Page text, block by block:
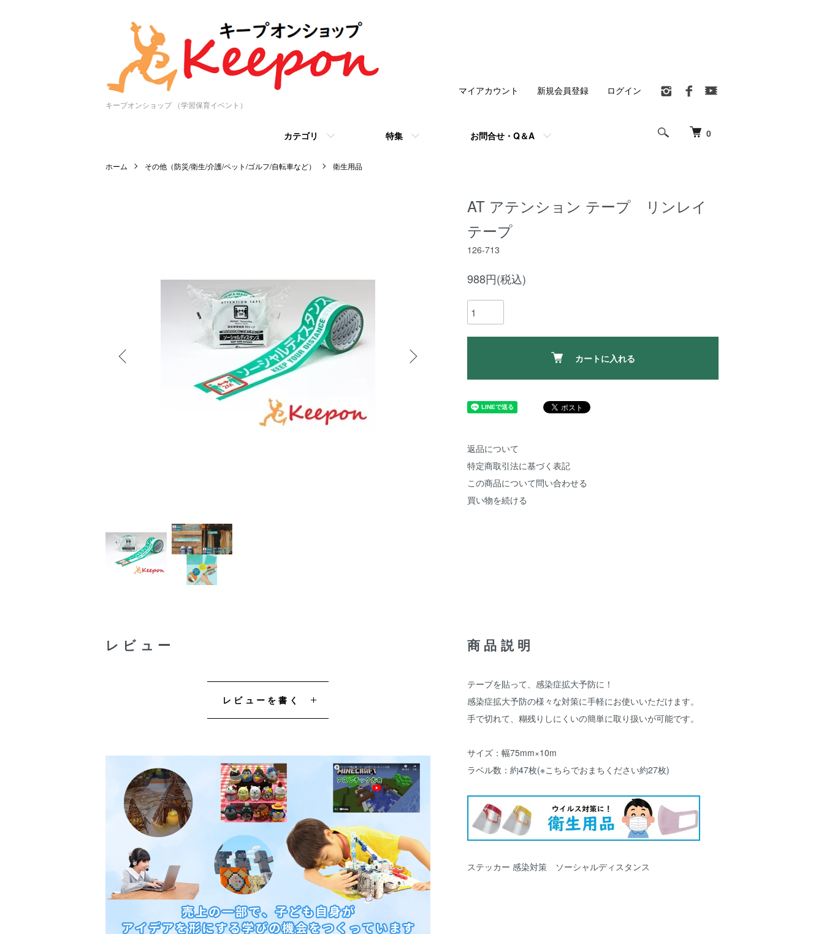
キープオンショップ （学習保育イベント）
0
カテゴリ 特集 お問合せ・Q＆A
マイアカウント 新規会員登録 ログイン
ホーム その他（防災/衛生/介護/ペット/ゴルフ/自転車など） 衛生用品
AT アテンション テープ リンレイ
テープ
126-713
988円(税込)
カートに入れる
返品について
特定商取引法に基づく表記
この商品について問い合わせる
買い物を続ける
商品説明
テープを貼って、感染症拡大予防に！
感染症拡大予防の様々な対策に手軽にお使いいただけます。
手で切れて、糊残りしにくいの簡単に取り扱いが可能です。
サイズ：幅75mm×10m
ラベル数：約47枚(※こちらでおまちください約27枚)
ステッカー 感染対策 ソーシャルディスタンス
レビュー
レビューを書く